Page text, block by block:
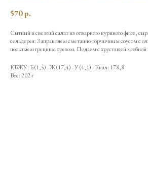
570р.
Сытный и свежий салат из отварного куриного филе,
сельдерея. Заправляем сметанно-горчичным соусом с
посыпаем грецким орехом. Подаем с хрустящей хлебной
КБЖУ: Б (1,5) - Ж (17,4) - У (4,1) - Ккал: 178,8
Вес: 202 г